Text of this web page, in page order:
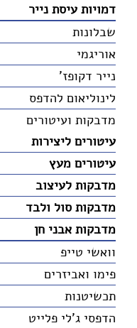
דמויות עיסת נייר
שבלונות
אוריגמי
נייר דקופז'
לינוליאום להדפס
מדבקות ועיטורים
עיטורים ליצירות
עיטורים מעץ
מדבקות לעיצוב
מדבקות סול ולבד
מדבקות אבני חן
וואשי טייפ
פימו ואביזרים
תכשיטנות
הדפסי ג'לי פלייט